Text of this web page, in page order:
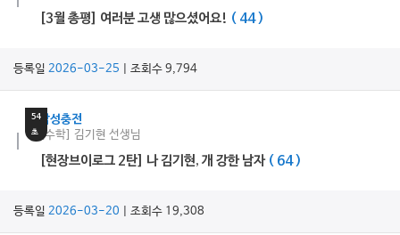
[3월 총평] 여러분 고생 많으셨어요! ( 44 )
등록일 2026-03-25 | 조회수 9,794
54
초
감성충전
[수학] 김기현 선생님
[현장브이로그 2탄] 나 김기현, 개 강한 남자 ( 64 )
등록일 2026-03-20 | 조회수 19,308